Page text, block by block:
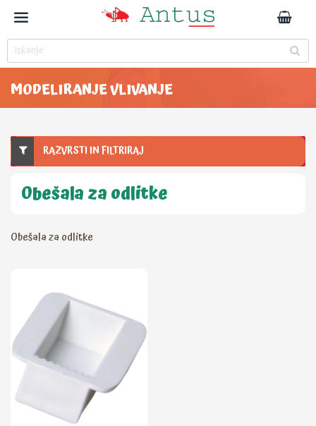
MODELIRANJE VLIVANJE
RAZVRSTI IN FILTRIRAJ
Obešala za odlitke
Obešala za odlitke